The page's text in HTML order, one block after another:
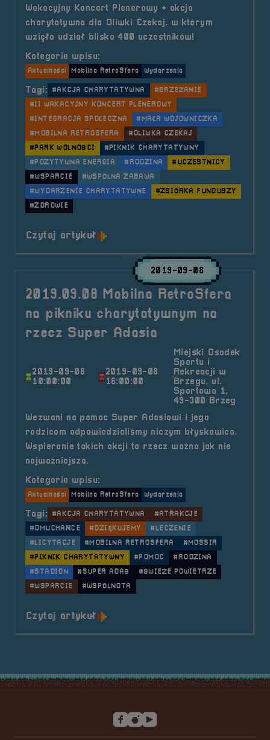
Wakacyjny Koncert Plenerowy + akcja
charytatywna dla Oliwki Czekaj, w którym
wzięło udział blisko 400 uczestników!
Kategorie wpisu:
Aktualności Mobilna RetroSfera Wydarzenia
Tagi: #AKCJA CHARYTATYWNA
#BRZEŻANIE
#II WAKACYJNY KONCERT PLENEROWY
#INTEGRACJA SPOŁECZNA
#MAŁA WOJOWNICZKA
#MOBILNA RETROSFERA
#OLIWKA CZEKAJ
#PARK WOLNOŚCI
#PIKNIK CHARYTATYWNY
#POZYTYWNA ENERGIA
#RODZINA
#UCZESTNICY
#WSPARCIE
#WSPÓLNA ZABAWA
#WYDARZENIE CHARYTATYWNE
#ZBIÓRKA FUNDUSZY
#ZDROWIE
Czytaj artykuło tytule 2021.08.07 Mobilna
2019-09-08
2019.09.08 Mobilna RetroSfera
na pikniku charytatywnym na
rzecz Super Adasia
2019-09-08
10:00:00
2019-09-08
16:00:00
Miejski Osodek
Sportu i
Rekreacji w
Brzegu, ul.
Sportowa 1,
49-300 Brzeg
Wezwani na pomoc Super Adasiowi i jego
rodzicom odpowiedzieliśmy niczym błyskawica.
Wspieranie takich akcji to rzecz ważna jak nie
najważniejsza.
Kategorie wpisu:
Aktualności Mobilna RetroSfera Wydarzenia
Tagi: #AKCJA CHARYTATYWNA
#ATRAKCJE
#DMUCHAŃCE
#DZIĘKUJEMY
#LECZENIE
#LICYTACJE
#MOBILNA RETROSFERA
#MOSSIR
#PIKNIK CHARYTATYWNY
#POMOC
#RODZINA
#STADION
#SUPER ADAŚ
#ŚWIEŻE POWIETRZE
#WSPARCIE
#WSPÓLNOTA
Czytaj artykuło tytule 2019.09.08 Mobilna